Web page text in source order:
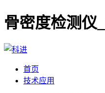
首页
骨质筛查技术